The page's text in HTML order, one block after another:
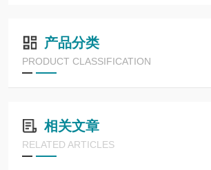
产品分类
PRODUCT CLASSIFICATION
相关文章
RELATED ARTICLES